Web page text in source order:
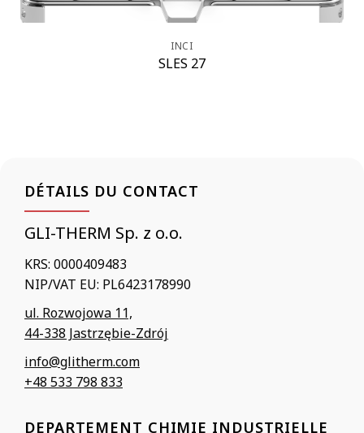
INCI
SLES 27
DÉTAILS DU CONTACT
GLI-THERM Sp. z o.o.
KRS: 0000409483
NIP/VAT EU: PL6423178990
ul. Rozwojowa 11,
44-338 Jastrzębie-Zdrój
info@glitherm.com
+48 533 798 833
DEPARTEMENT CHIMIE INDUSTRIELLE